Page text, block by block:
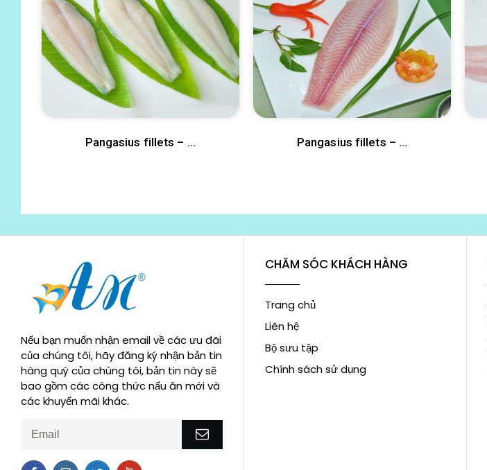
Pangasius fillets – ... Pangasius fillets – ...
Pangasius Portion fillets,
Cube
Pangasius fillets, -
Untrimmed
on, Belly off, Fat off, NONE
Nếu bạn muốn nhận email về các ưu đãi
của chúng tôi, hãy đăng ký nhận bản tin
hàng quý của chúng tôi, bản tin này sẽ
bao gồm các công thức nấu ăn mới và
các khuyến mãi khác.
CHĂM SÓC KHÁCH HÀNG
Trang chủ
Liên hệ
Bộ sưu tập
Chính sách sử dụng